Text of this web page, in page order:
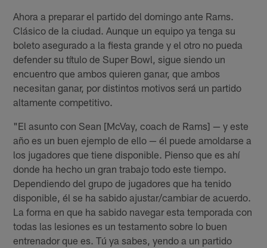
Ahora a preparar el partido del domingo ante Rams.
Clásico de la ciudad. Aunque un equipo ya tenga su
boleto asegurado a la fiesta grande y el otro no pueda
defender su título de Super Bowl, sigue siendo un
encuentro que ambos quieren ganar, que ambos
necesitan ganar, por distintos motivos será un partido
altamente competitivo.
"El asunto con Sean [McVay, coach de Rams] — y este
año es un buen ejemplo de ello — él puede amoldarse a
los jugadores que tiene disponible. Pienso que es ahí
donde ha hecho un gran trabajo todo este tiempo.
Dependiendo del grupo de jugadores que ha tenido
disponible, él se ha sabido ajustar/cambiar de acuerdo.
La forma en que ha sabido navegar esta temporada con
todas las lesiones es un testamento sobre lo buen
entrenador que es. Tú ya sabes, yendo a un partido